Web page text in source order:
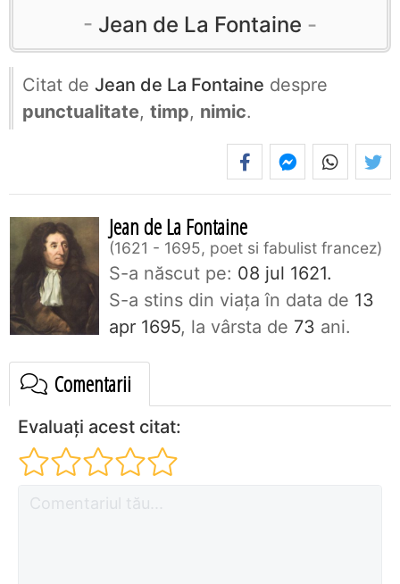
Jean de La Fontaine
Citat de Jean de La Fontaine despre
punctualitate, timp, nimic.
Jean de La Fontaine
1621 - 1695, poet si fabulist francez
S-a născut pe: 08 jul 1621.
S-a stins din viaţa în data de 13
apr 1695, la vârsta de 73 ani.
Comentarii
Evaluați acest citat: